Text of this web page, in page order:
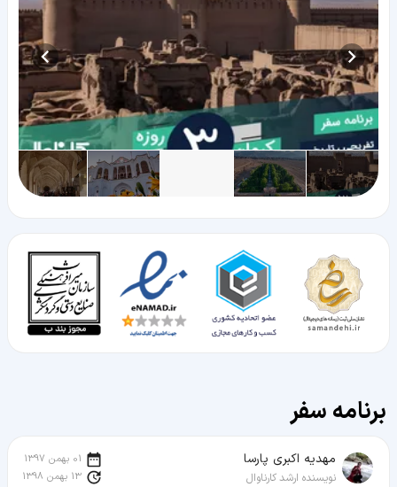
برنامه سفر
مهدیه اکبری پارسا
نویسنده ارشد کارناوال
01 بهمن 1397
13 بهمن 1398